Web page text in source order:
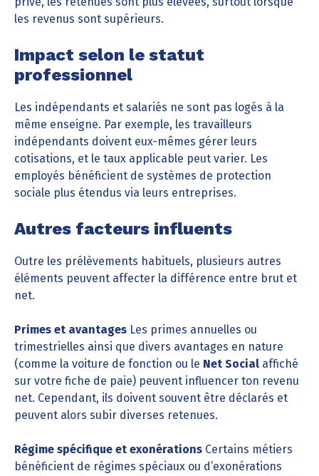
les revenus sont supérieurs.
Impact selon le statut
professionnel
Les indépendants et salariés ne sont pas logés à la
même enseigne. Par exemple, les travailleurs
indépendants doivent eux-mêmes gérer leurs
cotisations, et le taux applicable peut varier. Les
employés bénéficient de systèmes de protection
sociale plus étendus via leurs entreprises.
Autres facteurs influents
Outre les prélèvements habituels, plusieurs autres
éléments peuvent affecter la différence entre brut et
net.
Primes et avantages Les primes annuelles ou
trimestrielles ainsi que divers avantages en nature
(comme la voiture de fonction ou le Net Social affiché
sur votre fiche de paie) peuvent influencer ton revenu
net. Cependant, ils doivent souvent être déclarés et
peuvent alors subir diverses retenues.
Régime spécifique et exonérations Certains métiers
bénéficient de régimes spéciaux ou d’exonérations